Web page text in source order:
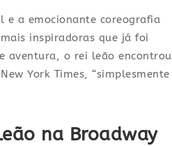
e a emocionante coreografia
inspiradoras que já foi
aventura, o rei leão encontrou
York Times, “simplesmente
na Broadway